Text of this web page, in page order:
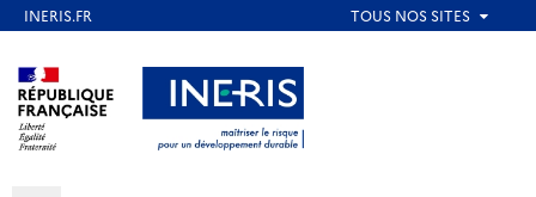
au
contenu
principal
Aller au contenu Aller au menu
Aller au pied de page